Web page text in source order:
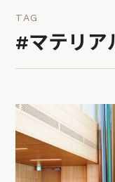
TAG
#マテリア